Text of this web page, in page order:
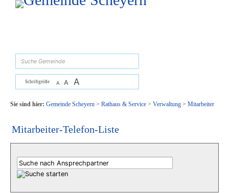
Zum Inhalt, zur Navigationoder zur Startseite springen.
Schriftgröße A A A
Sie sind hier: Gemeinde Scheyern> Rathaus & Service> Verwaltung> Mitarbeiter
Mitarbeiter-Telefon-Liste